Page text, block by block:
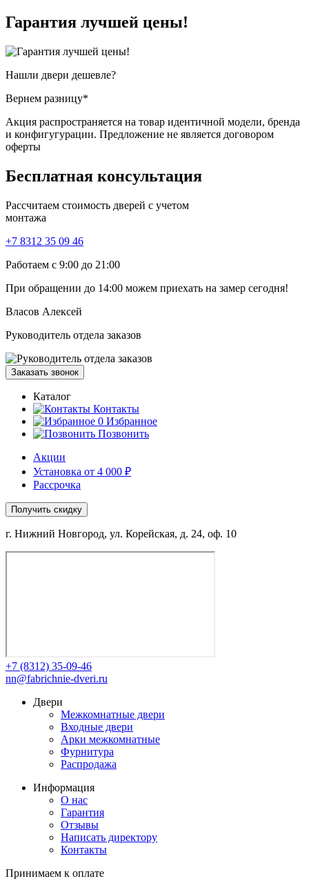
Гарантия лучшей цены!
Нашли двери дешевле?
Вернем разницу*
Акция распространяется на товар идентичной модели, бренда
и конфигугурации. Предложение не является договором
оферты
Бесплатная консультация
Рассчитаем стоимость дверей с учетом
монтажа
+7 8312 35 09 46
Работаем с 9:00 до 21:00
При обращении до 14:00 можем приехать на замер сегодня!
Власов Алексей
Руководитель отдела заказов
Заказать звонок
Каталог
Контакты
0 Избранное
Позвонить
Акции
Установка от 4 000 ₽
Рассрочка
Получить скидку
г. Нижний Новгород, ул. Корейская, д. 24, оф. 10
+7 (8312) 35-09-46
nn@fabrichnie-dveri.ru
Двери
Межкомнатные двери
Входные двери
Арки межкомнатные
Фурнитура
Распродажа
Информация
О нас
Гарантия
Отзывы
Написать директору
Контакты
Принимаем к оплате